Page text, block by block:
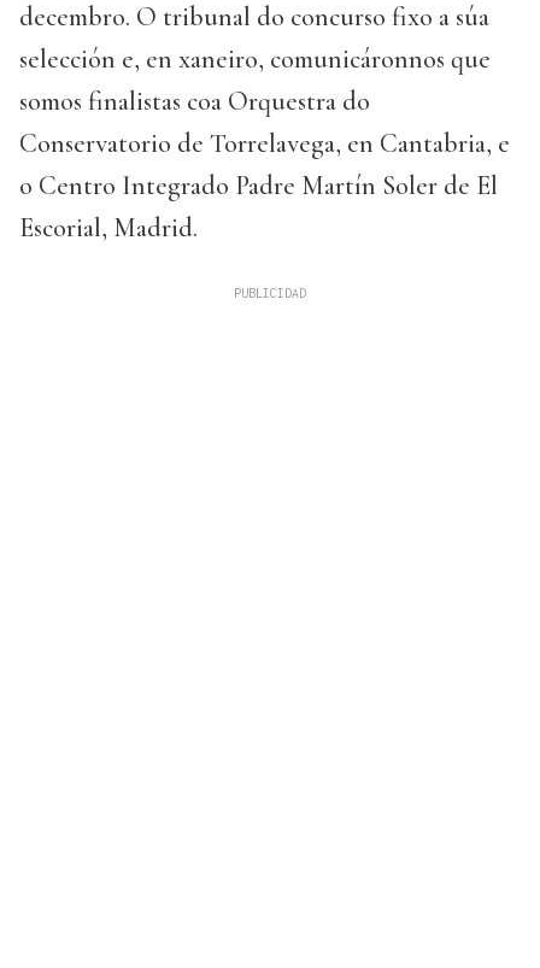
decembro. O tribunal do concurso fixo a súa
selección e, en xaneiro, comunicáronnos que
somos finalistas coa Orquestra do
Conservatorio de Torrelavega, en Cantabria, e
o Centro Integrado Padre Martín Soler de El
Escorial, Madrid.